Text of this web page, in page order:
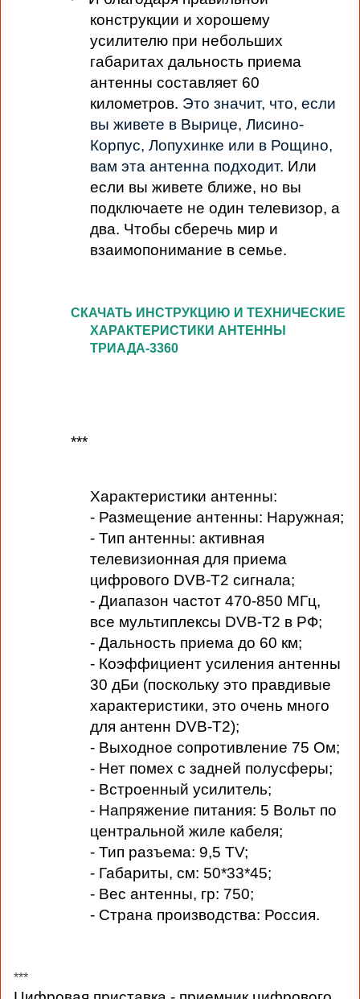
конструкции и хорошему
усилителю при небольших
габаритах дальность приема
антенны составляет 60
километров. Это значит, что, если
вы живете в Вырице, Лисино-
Корпус, Лопухинке или в Рощино,
вам эта антенна подходит. Или
если вы живете ближе, но вы
подключаете не один телевизор, а
два. Чтобы сберечь мир и
взаимопонимание в семье.
СКАЧАТЬ ИНСТРУКЦИЮ И ТЕХНИЧЕСКИЕ
ХАРАКТЕРИСТИКИ АНТЕННЫ
ТРИАДА-3360
***
Характеристики антенны:
- Размещение антенны: Наружная;
- Тип антенны: активная
телевизионная для приема
цифрового DVB-T2 сигнала;
- Диапазон частот 470-850 МГц,
все мультиплексы DVB-T2 в РФ;
- Дальность приема до 60 км;
- Коэффициент усиления антенны
30 дБи (поскольку это правдивые
характеристики, это очень много
для антенн DVB-T2);
- Выходное сопротивление 75 Ом;
- Нет помех с задней полусферы;
- Встроенный усилитель;
- Напряжение питания: 5 Вольт по
центральной жиле кабеля;
- Тип разъема: 9,5 TV;
- Габариты, см: 50*33*45;
- Вес антенны, гр: 750;
- Страна производства: Россия.
***